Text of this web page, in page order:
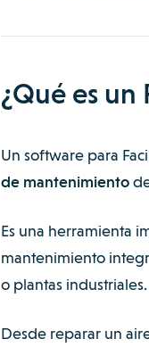
¿Qué es un
Un software para
de mantenimiento
Es una herramienta
mantenimiento
o plantas industriales.
Desde reparar un